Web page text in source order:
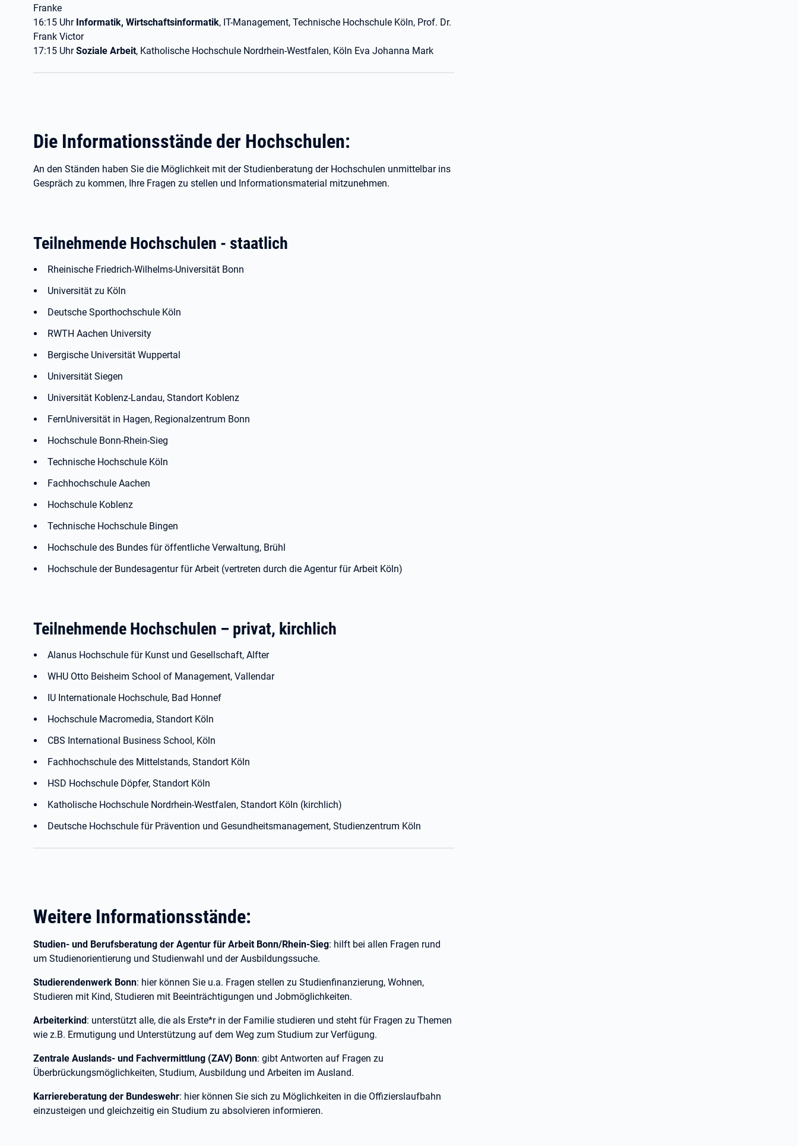
Franke
16:15 Uhr Informatik, Wirtschaftsinformatik, IT-Management, Technische Hochschule Köln, Prof. Dr.
Frank Victor
17:15 UhrSoziale Arbeit, Katholische Hochschule Nordrhein-Westfalen, Köln Eva Johanna Mark
Die Informationsstände der Hochschulen:
An den Ständen haben Sie die Möglichkeit mit der Studienberatung der Hochschulen unmittelbar ins
Gespräch zu kommen, Ihre Fragen zu stellen und Informationsmaterial mitzunehmen.
Teilnehmende Hochschulen - staatlich
Rheinische Friedrich-Wilhelms-Universität Bonn
Universität zu Köln
Deutsche Sporthochschule Köln
RWTH Aachen University
Bergische Universität Wuppertal
Universität Siegen
Universität Koblenz-Landau, Standort Koblenz
FernUniversität in Hagen, Regionalzentrum Bonn
Hochschule Bonn-Rhein-Sieg
Technische Hochschule Köln
Fachhochschule Aachen
Hochschule Koblenz
Technische Hochschule Bingen
Hochschule des Bundes für öffentliche Verwaltung, Brühl
Hochschule der Bundesagentur für Arbeit (vertreten durch die Agentur für Arbeit Köln)
Teilnehmende Hochschulen – privat, kirchlich
Alanus Hochschule für Kunst und Gesellschaft, Alfter
WHU Otto Beisheim School of Management, Vallendar
IU Internationale Hochschule, Bad Honnef
Hochschule Macromedia, Standort Köln
CBS International Business School, Köln
Fachhochschule des Mittelstands, Standort Köln
HSD Hochschule Döpfer, Standort Köln
Katholische Hochschule Nordrhein-Westfalen, Standort Köln (kirchlich)
Deutsche Hochschule für Prävention und Gesundheitsmanagement, Studienzentrum Köln
Weitere Informationsstände:
Studien- und Berufsberatung der Agentur für Arbeit Bonn/Rhein-Sieg: hilft bei allen Fragen rund
um Studienorientierung und Studienwahl und der Ausbildungssuche.
Studierendenwerk Bonn: hier können Sie u.a. Fragen stellen zu Studienfinanzierung, Wohnen,
Studieren mit Kind, Studieren mit Beeinträchtigungen und Jobmöglichkeiten.
Arbeiterkind: unterstützt alle, die als Erste*r in der Familie studieren und steht für Fragen zu Themen
wie z.B. Ermutigung und Unterstützung auf dem Weg zum Studium zur Verfügung.
Zentrale Auslands- und Fachvermittlung (ZAV) Bonn: gibt Antworten auf Fragen zu
Überbrückungsmöglichkeiten, Studium, Ausbildung und Arbeiten im Ausland.
Karriereberatung der Bundeswehr: hier können Sie sich zu Möglichkeiten in die Offizierslaufbahn
einzusteigen und gleichzeitig ein Studium zu absolvieren informieren.